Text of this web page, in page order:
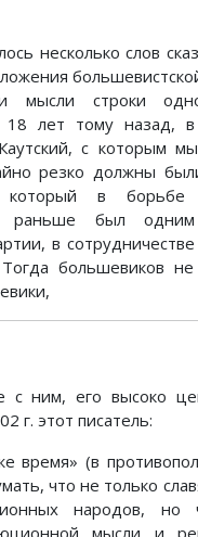
несколько слов
мысли строки
18 лет тому назад,
с которым
резко должны
который в борьбе
раньше был
в
большевиков
с ним, его высоко
г. этот писатель:
время» (в
что не только
народов, но